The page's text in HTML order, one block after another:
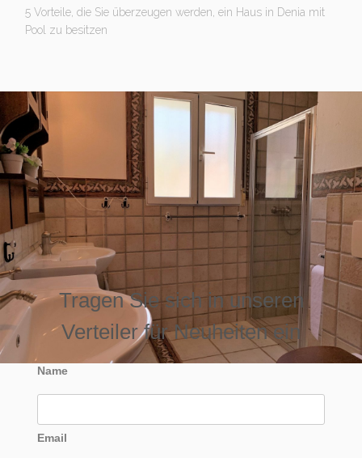
5 Vorteile, die Sie überzeugen werden, ein Haus in Denia mit
Pool zu besitzen
Tragen Sie sich in unseren
Verteiler für Neuheiten ein
Name
Email